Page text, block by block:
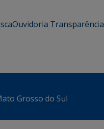
Ouvidoria Transparência
Grosso do Sul